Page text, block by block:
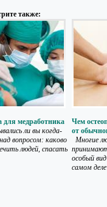
также:
для медработника
ли вы когда-
вопросом: каково
людей, спасать
Чем
от
Многие
особый
самом